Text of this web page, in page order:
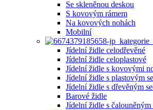
Se skleněnou deskou
S kovovým rámem
Na kovových nohách
Mobilní
Jídelní židle celodřevěné
Jídelní židle celoplastové
Jídelní židle s kovovými
Jídelní židle s plastovým
Jídelní židle s dřevěným
Barové židle
Jídelní židle s čalouněným